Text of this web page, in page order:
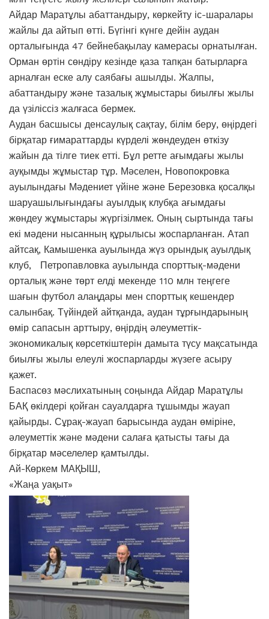
Айдар Маратұлы абаттандыру, көркейту іс-шаралары
жайлы да айтып өтті. Бүгінгі күнге дейін аудан
орталығында 47 бейнебақылау камерасы орнатылған.
Орман өртін сөндіру кезінде қаза тапқан батырларға
арналған еске алу саябағы ашылды. Жалпы,
абаттандыру және тазалық жұмыстары биылғы жылы
да үзіліссіз жалғаса бермек.
Аудан басшысы денсаулық сақтау, білім беру, өңірдегі
бірқатар ғимараттарды күрделі жөндеуден өткізу
жайын да тілге тиек етті. Бұл ретте ағымдағы жылы
ауқымды жұмыстар тұр. Мәселен, Новопокровка
ауылындағы Мәдениет үйіне және Березовка қосалқы
шаруашылығындағы ауылдық клубқа ағымдағы
жөндеу жұмыстары жүргізілмек. Оның сыртында тағы
екі мәдени нысанның құрылысы жоспарланған. Атап
айтсақ, Камышенка ауылында жүз орындық ауылдық
клуб, Петропавловка ауылында спорттық-мәдени
орталық және төрт елді мекенде 110 млн теңгеге
шағын футбол алаңдары мен спорттық кешендер
салынбақ. Түйіндей айтқанда, аудан тұрғындарының
өмір сапасын арттыру, өңірдің әлеуметтік-
экономикалық көрсеткіштерін дамыта түсу мақсатында
биылғы жылы елеулі жоспарларды жүзеге асыру
қажет.
Баспасөз мәслихатының соңында Айдар Маратұлы
БАҚ өкілдері қойған сауалдарға тұшымды жауап
қайырды. Сұрақ-жауап барысында аудан өміріне,
әлеуметтік және мәдени салаға қатысты тағы да
бірқатар мәселелер қамтылды.
Ай-Көркем МАҚЫШ,
«Жаңа уақыт»